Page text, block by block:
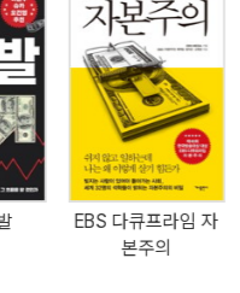
받
』이 네 번째 책으로 돌아왔
렌드는 지금까지 수많은 독
를 바라보는 안목이 달라졌
”라고 호평하는 필독서가 되
자들의 경험담이 이어지면서
있다. 『머니 트렌드
, 암호화폐, 테크, 문화 트렌
민국 최고 전문가들이 집필
EBS 다큐프라임 자
본주의